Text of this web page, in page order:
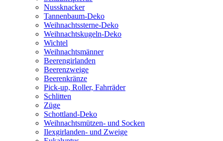
Nussknacker
Tannenbaum-Deko
Weihnachtssterne-Deko
Weihnachtskugeln-Deko
Wichtel
Weihnachtsmänner
Beerengirlanden
Beerenzweige
Beerenkränze
Pick-up, Roller, Fahrräder
Schlitten
Züge
Schottland-Deko
Weihnachtsmützen- und Socken
Ilexgirlanden- und Zweige